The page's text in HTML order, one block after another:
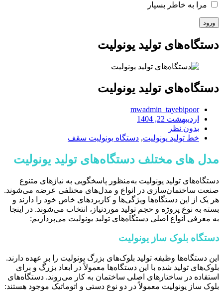
مرا به خاطر بسپار
دستگاه‌های تولید یونولیت
دستگاه‌های تولید یونولیت
mwadmin_tayebipoor
اردیبهشت 22, 1404
بدون نظر
خط تولید یونولیت, دستگاه یونولیت سقف
مدل های مختلف دستگاه‌های تولید یونولیت
دستگاه‌های تولید یونولیت به‌منظور پاسخگویی به نیازهای متنوع
صنعت ساختمان‌سازی در انواع و مدل‌های مختلفی عرضه می‌شوند.
هر یک از این دستگاه‌ها ویژگی‌ها و کاربردهای خاص خود را دارند و
بسته به نوع پروژه و حجم تولید موردنیاز، انتخاب می‌شوند. در اینجا
به معرفی انواع اصلی دستگاه‌های تولید یونولیت می‌پردازیم:
دستگاه بلوک ساز یونولیت
این دستگاه‌ها وظیفه تولید بلوک‌های بزرگ یونولیت را بر عهده دارند.
بلوک‌های تولید شده با این دستگاه‌ها معمولاً در ابعاد بزرگ و برای
استفاده در ساختارهای اصلی ساختمان به کار می‌روند. دستگاه‌های
بلوک ساز یونولیت معمولاً در دو نوع دستی و اتوماتیک موجود هستند: